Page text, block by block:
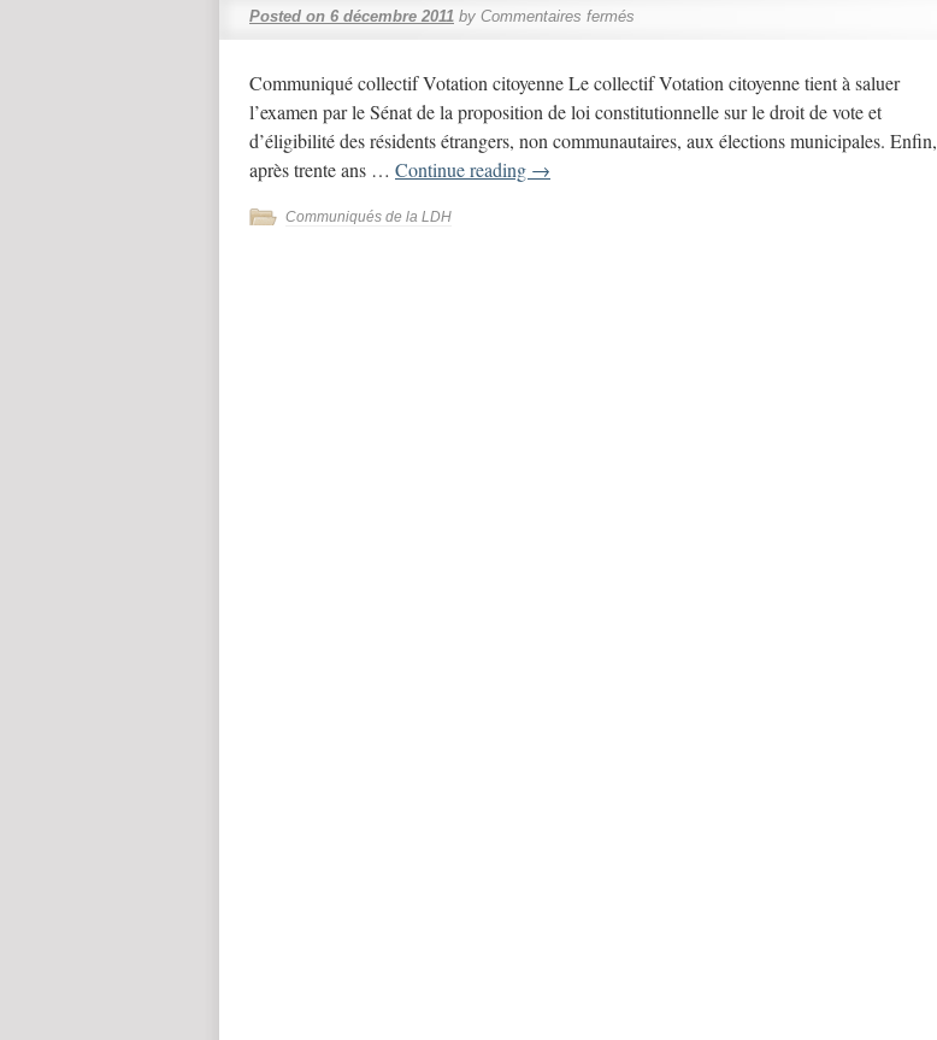
Posted on 6 décembre 2011 by Commentaires fermés
Communiqué collectif Votation citoyenne Le collectif Votation citoyenne tient à saluer
l’examen par le Sénat de la proposition de loi constitutionnelle sur le droit de vote et
d’éligibilité des résidents étrangers, non communautaires, aux élections municipales. Enfin,
après trente ans … Continue reading →
Communiqués de la LDH